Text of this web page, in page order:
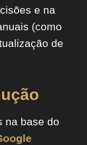
e na
(como
de
na base do